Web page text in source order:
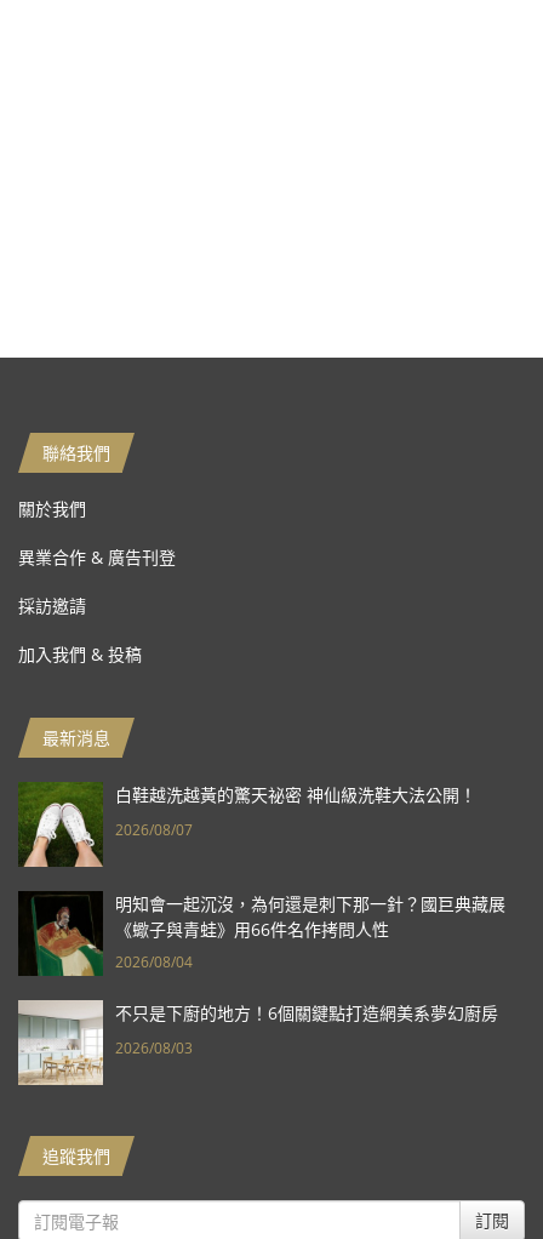
聯絡我們
關於我們
異業合作 & 廣告刊登
採訪邀請
加入我們 & 投稿
最新消息
白鞋越洗越黃的驚天祕密 神仙級洗鞋大法公開！
2026/08/07
明知會一起沉沒，為何還是刺下那一針？國巨典藏展
《蠍子與青蛙》用66件名作拷問人性
2026/08/04
不只是下廚的地方！6個關鍵點打造網美系夢幻廚房
2026/08/03
追蹤我們
訂閱